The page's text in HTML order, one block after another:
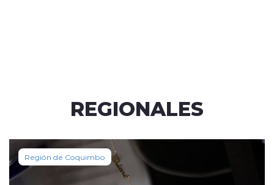
REGIONALES
Región de Coquimbo